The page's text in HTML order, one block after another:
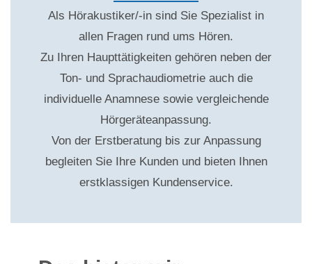
Als Hörakustiker/-in sind Sie Spezialist in
allen Fragen rund ums Hören.
Zu Ihren Haupttätigkeiten gehören neben der
Ton- und Sprachaudiometrie auch die
individuelle Anamnese sowie vergleichende
Hörgeräteanpassung.
Von der Erstberatung bis zur Anpassung
begleiten Sie Ihre Kunden und bieten Ihnen
erstklassigen Kundenservice.